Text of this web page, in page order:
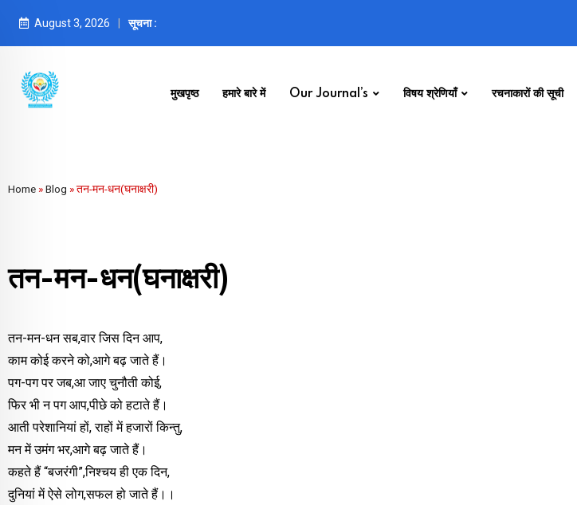
August 3, 2026 सूचना :
मुखपृष्ठ हमारे बारे में Our Journal’s विषय श्रेणियाँ रचनाकारों की सूची
Home »Blog »तन-मन-धन(घनाक्षरी)
तन-मन-धन(घनाक्षरी)
तन-मन-धन सब,वार जिस दिन आप,
काम कोई करने को,आगे बढ़ जाते हैं।
पग-पग पर जब,आ जाए चुनौती कोई,
फिर भी न पग आप,पीछे को हटाते हैं।
आती परेशानियां हों, राहों में हजारों किन्तु,
मन में उमंग भर,आगे बढ़ जाते हैं।
कहते हैं “बजरंगी”,निश्चय ही एक दिन,
दुनियां में ऐसे लोग,सफल हो जाते हैं।।